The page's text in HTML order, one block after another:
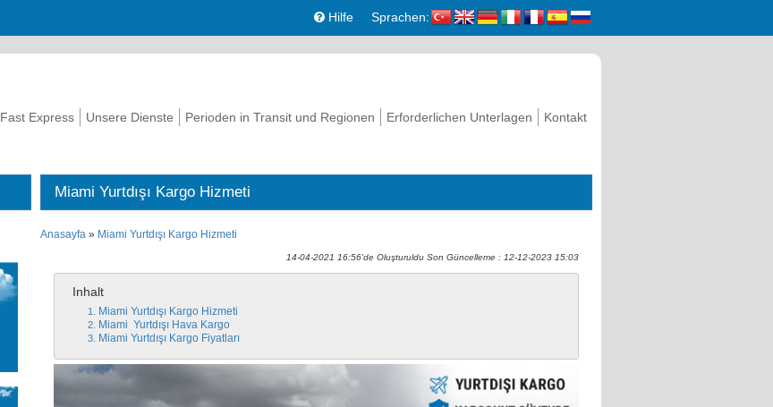
Hilfe Sprachen:
Fast Express Unsere Dienste Perioden in Transit und Regionen Erforderlichen Unterlagen Kontakt
Miami Yurtdışı Kargo Hizmeti
Anasayfa » Miami Yurtdışı Kargo Hizmeti
14-04-2021 16:56'de Oluşturuldu Son Güncelleme : 12-12-2023 15:03
Inhalt
Miami Yurtdışı Kargo Hizmeti
Miami Yurtdışı Hava Kargo
Miami Yurtdışı Kargo Fiyatları